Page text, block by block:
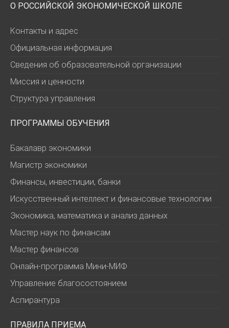
О РОССИЙСКОЙ ЭКОНОМИЧЕСКОЙ ШКОЛЕ
Контакты и адрес
Официальная информация
Сведения об образовательной организации
Миссия и ценности
Структура управления
ПРОГРАММЫ ОБУЧЕНИЯ
Бакалавр экономики
Магистр экономики
Финансы, инвестиции, банки
Искусственный интеллект и финансовые технологии
Экономика, математика и анализ данных
Мастер наук по финансам
Мастер финансов
Онлайн-программа Мини-МИФ
Управление благосостоянием
Аспирантура
ПРАВИЛА ПРИЕМА